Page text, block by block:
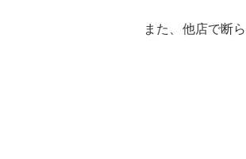
また、他店で断